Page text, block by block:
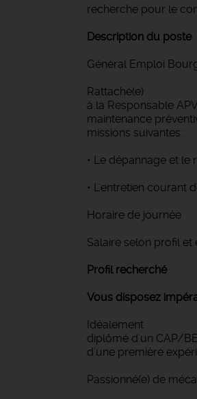
recherche pour le
Description du poste
Général Emploi
Rattaché(e)
à la Responsable
maintenance
missions suivantes :
• Le dépannage et
• L'entretien courant
Horaire de journée
Salaire selon profil et
Profil recherché
Vous disposez
Idéalement
diplômé d'un CAP/
d'une première
Passionné(e) de